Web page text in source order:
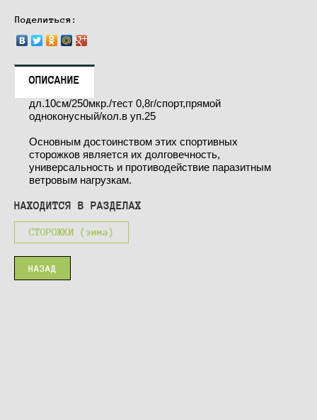
Поделиться:
ОПИСАНИЕ
дл.10см/250мкр./тест 0,8г/спорт,прямой
одноконусный/кол.в уп.25
Основным достоинством этих спортивных
сторожков является их долговечность,
универсальность и противодействие паразитным
ветровым нагрузкам.
НАХОДИТСЯ В РАЗДЕЛАХ
СТОРОЖКИ (зима)
НАЗАД